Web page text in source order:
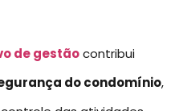
de gestãocontribui
do condomínio,